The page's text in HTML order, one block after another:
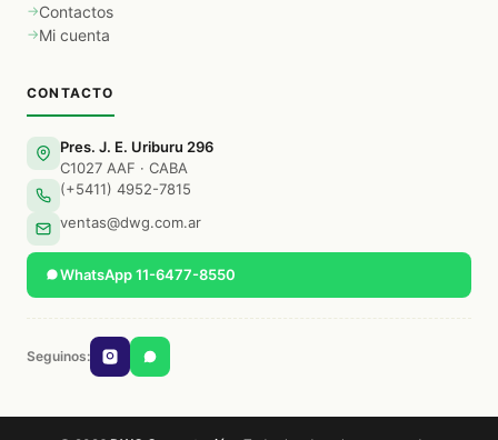
Contactos
Mi cuenta
CONTACTO
Pres. J. E. Uriburu 296
C1027 AAF · CABA
(+5411) 4952-7815
ventas@dwg.com.ar
WhatsApp 11-6477-8550
Seguinos: